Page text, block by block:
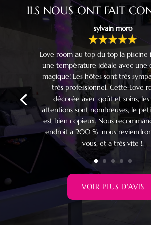
ILS NOUS ONT FAIT
sylvain moro
Love room au top du top la piscine
une température idéale avec une
magique! Les hôtes sont très
très professionnel. Cette Love
décorée avec goût et soins,
attentions sont nombreuses, le
est bien copieux. Nous
endroit a 200 %, nous
vous, et a très vite !.
VOIR PLUS D'AVIS